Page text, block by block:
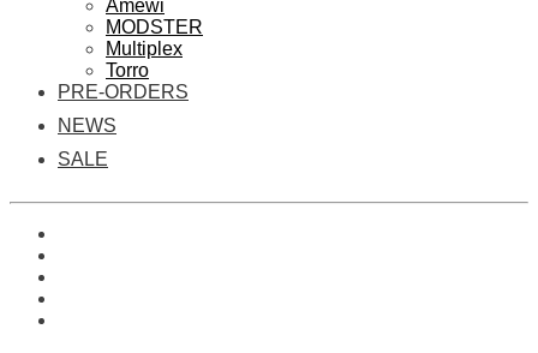
Amewi
MODSTER
Multiplex
Torro
PRE-ORDERS
NEWS
SALE